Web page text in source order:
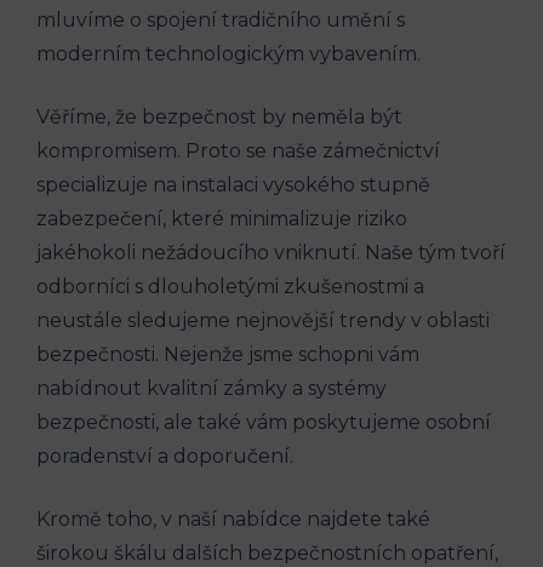
mluvíme o spojení tradičního umění s
moderním technologickým vybavením.
Věříme, že bezpečnost by neměla být
kompromisem. Proto se naše zámečnictví
specializuje na instalaci vysokého stupně
zabezpečení, které minimalizuje riziko
jakéhokoli nežádoucího vniknutí. Naše tým tvoří
odborníci s dlouholetými zkušenostmi a
neustále sledujeme nejnovější trendy v oblasti
bezpečnosti. Nejenže jsme schopni vám
nabídnout kvalitní zámky a systémy
bezpečnosti, ale také vám poskytujeme osobní
poradenství a doporučení.
Kromě toho, v naší nabídce najdete také
širokou škálu dalších bezpečnostních opatření,